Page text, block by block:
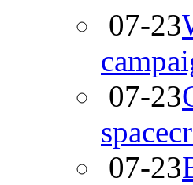
07-23
07-23
07-23